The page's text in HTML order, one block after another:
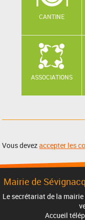
CANTINE
ASSOCIATIONS
Vous devezaccepter les
Mairie de
Le secrétariat de la
Accueil